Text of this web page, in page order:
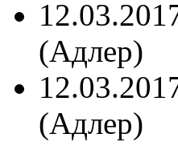
(Адлер)
(Адлер)